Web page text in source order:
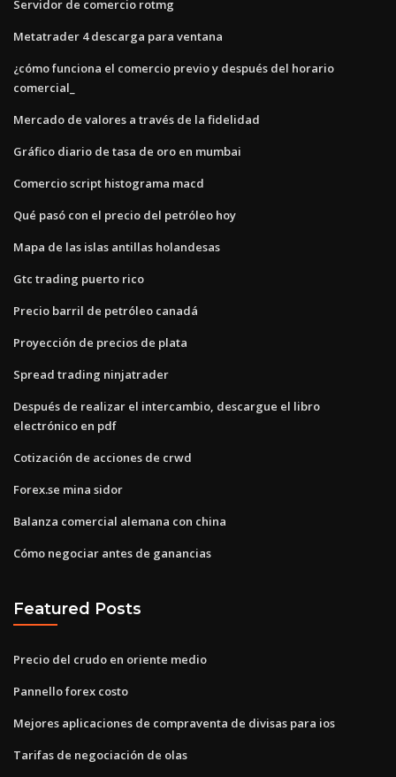
Servidor de comercio rotmg
Metatrader 4 descarga para ventana
¿cómo funciona el comercio previo y después del horario
comercial_
Mercado de valores a través de la fidelidad
Gráfico diario de tasa de oro en mumbai
Comercio script histograma macd
Qué pasó con el precio del petróleo hoy
Mapa de las islas antillas holandesas
Gtc trading puerto rico
Precio barril de petróleo canadá
Proyección de precios de plata
Spread trading ninjatrader
Después de realizar el intercambio, descargue el libro
electrónico en pdf
Cotización de acciones de crwd
Forex.se mina sidor
Balanza comercial alemana con china
Cómo negociar antes de ganancias
Featured Posts
Precio del crudo en oriente medio
Pannello forex costo
Mejores aplicaciones de compraventa de divisas para ios
Tarifas de negociación de olas